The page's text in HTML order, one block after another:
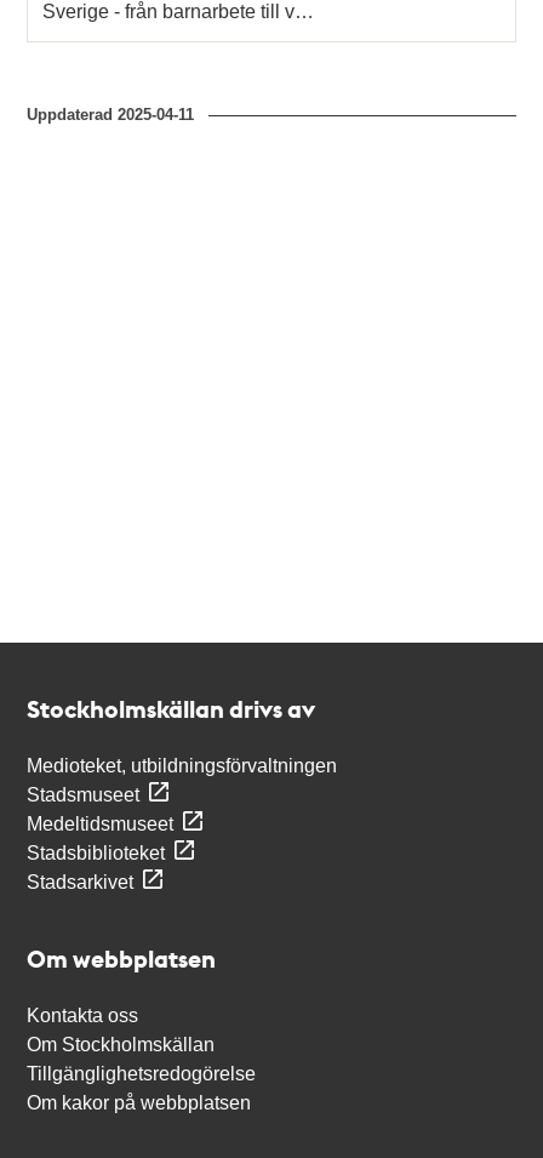
Sverige - från barnarbete till v…
Uppdaterad2025-04-11
Stockholmskällan drivs av
Medioteket, utbildningsförvaltningen
Stadsmuseet
Medeltidsmuseet
Stadsbiblioteket
Stadsarkivet
Om webbplatsen
Kontakta oss
Om Stockholmskällan
Tillgänglighetsredogörelse
Om kakor på webbplatsen